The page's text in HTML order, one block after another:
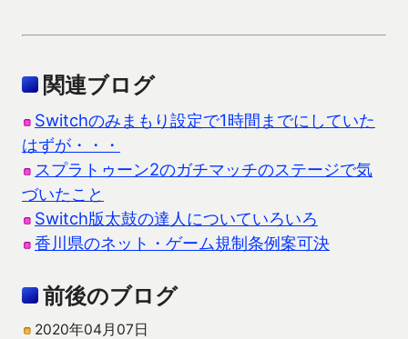
関連ブログ
Switchのみまもり設定で1時間までにしていた
はずが・・・
スプラトゥーン2のガチマッチのステージで気
づいたこと
Switch版太鼓の達人についていろいろ
香川県のネット・ゲーム規制条例案可決
前後のブログ
2020年04月07日